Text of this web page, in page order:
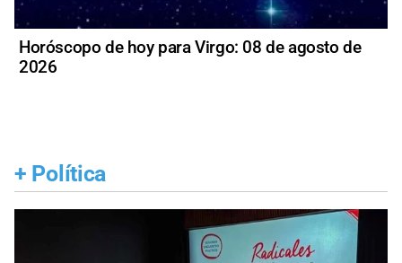
Horóscopo de hoy para Virgo: 08 de agosto de
2026
+ Política